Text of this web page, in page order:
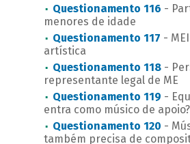
Questionamento 116 -
menores de idade
Questionamento 117 -
artística
Questionamento 118 -
representante legal de ME
Questionamento 119 -
entra como músico de apoio?
Questionamento 120 -
também precisa de